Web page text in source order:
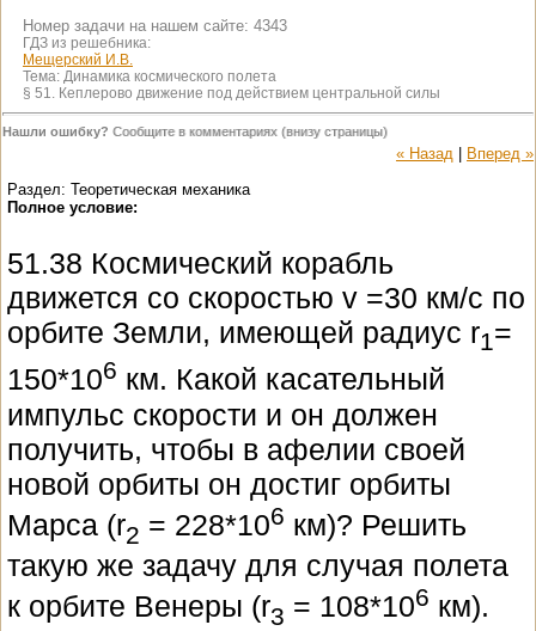
Номер задачи на нашем сайте: 4343
ГДЗ из решебника:
Мещерский И.В.
Тема: Динамика космического полета
§ 51. Кеплерово движение под действием центральной силы
Нашли ошибку? Сообщите в комментариях (внизу страницы)
« Назад
Вперед »
Раздел: Теоретическая механика
Полное условие:
51.38 Космический корабль
движется со скоростью v =30 км/с по
орбите Земли, имеющей радиус r1=
150*106 км. Какой касательный
импульс скорости и он должен
получить, чтобы в афелии своей
новой орбиты он достиг орбиты
Марса (r2 = 228*106 км)? Решить
такую же задачу для случая полета
к орбите Венеры (r3 = 108*106 км).